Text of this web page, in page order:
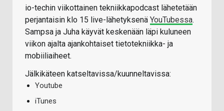
io-techin viikottainen tekniikkapodcast lähetetään
perjantaisin klo 15 live-lähetyksenä YouTubessa.
Sampsa ja Juha käyvät keskenään läpi kuluneen
viikon ajalta ajankohtaiset tietotekniikka- ja
mobiiliaiheet.
Jälkikäteen katseltavissa/kuunneltavissa:
Youtube
iTunes